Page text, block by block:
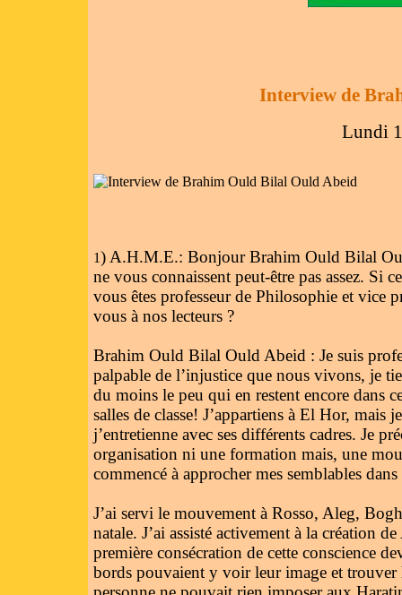
Interview de
Lundi
1) A.H.M.E.: Bonjour Brahim Ould Bilal
ne vous connaissent peut-être pas assez. Si
vous êtes professeur de Philosophie et vice
vous à nos lecteurs ?
Brahim Ould Bilal Ould Abeid : Je suis
palpable de l’injustice que nous vivons, je
du moins le peu qui en restent encore dans
salles de classe! J’appartiens à El Hor, mais
j’entretienne avec ses différents cadres. Je
organisation ni une formation mais, une
commencé à approcher mes semblables
J’ai servi le mouvement à Rosso, Aleg,
natale. J’ai assisté activement à la création
première consécration de cette conscience
bords pouvaient y voir leur image et trouver